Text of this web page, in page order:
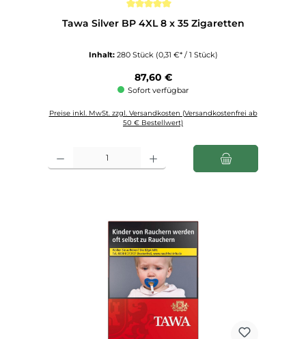
Tawa Silver BP 4XL 8 x 35 Zigaretten
Inhalt: 280 Stück (0,31 €* / 1 Stück)
Regulärer Preis:
87,60 €
Sofort verfügbar
Preise inkl. MwSt. zzgl. Versandkosten (Versandkostenfrei ab
50 € Bestellwert)
Produkt Anzahl: Gib den gewünschten Wert ein oder benutze die